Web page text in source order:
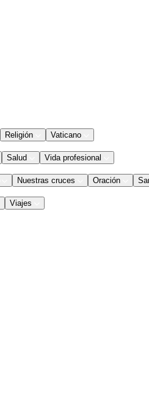
Religión Vaticano
Salud Vida profesional
Nuestras cruces Oración
Viajes